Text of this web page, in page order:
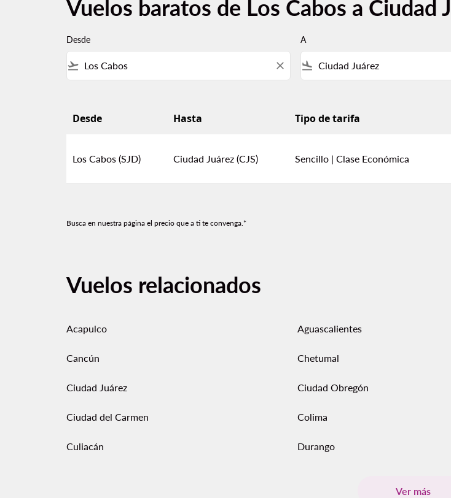
Vuelos baratos de Los Cabos a Ciudad
Desde
flight_takeoff close
A
flight_land
Desde Hasta Tipo de tarifa
Los Cabos (SJD) Ciudad Juárez (CJS) Sencillo | Clase Económica
Busca en nuestra página el precio que a ti te convenga.*
Vuelos relacionados
Acapulco Aguascalientes
Cancún Chetumal
Ciudad Juárez Ciudad Obregón
Ciudad del Carmen Colima
Culiacán Durango
Ver más